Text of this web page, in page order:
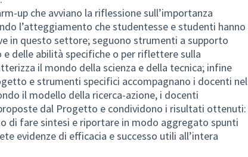
up che avviano la riflessione sull’importanza
l’atteggiamento che studentesse e studenti hanno
in questo settore; seguono strumenti a supporto
delle abilità specifiche o per riflettere sulla
il mondo della scienza e della tecnica; infine
e strumenti specifici accompagnano i docenti nel
il modello della ricerca-azione, i docenti
dal Progetto e condividono i risultati ottenuti:
di fare sintesi e riportare in modo aggregato spunti
evidenze di efficacia e successo utili all’intera